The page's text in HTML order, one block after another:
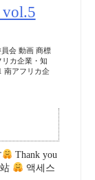
会 動画 商標
カ企業・知
南アフリカ企
Thank you
액세스